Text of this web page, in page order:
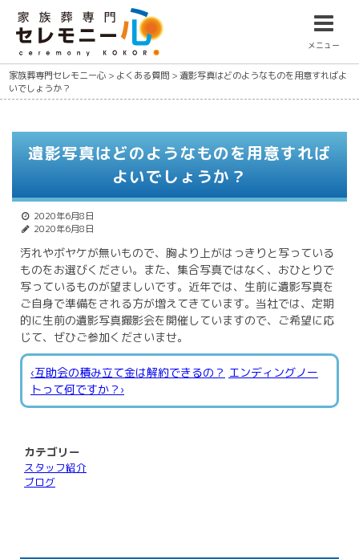
メニュー
家族葬専門セレモニー心 > よくある質問 >遺影写真はどのようなものを用意すればよ
いでしょうか？
遺影写真はどのようなものを用意すれば
よいでしょうか？
2020年6月8日
2020年6月8日
汚れやボヤケが無いもので、胸より上がはっきりと写っている
ものをお選びください。また、集合写真ではなく、おひとりで
写っているものが望ましいです。近年では、生前に遺影写真を
ご自身で準備をされる方が増えてきています。当社では、定期
的に生前の遺影写真撮影会を開催していますので、ご希望に応
じて、ぜひご参加くださいませ。
‹互助会の積み立て金は解約できるの？ エンディングノー
トって何ですか？›
カテゴリー
スタッフ紹介
ブログ